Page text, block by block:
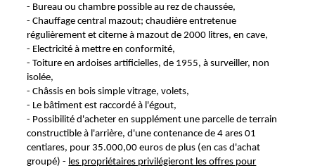
- Bureau ou chambre possible au rez de chaussée,
- Chauffage central mazout; chaudière entretenue
régulièrement et citerne à mazout de 2000 litres, en cave,
- Electricité à mettre en conformité,
- Toiture en ardoises artificielles, de 1955, à surveiller, non
isolée,
- Châssis en bois simple vitrage, volets,
- Le bâtiment est raccordé à l'égout,
- Possibilité d'acheter en supplément une parcelle de terrain
constructible à l'arrière, d'une contenance de 4 ares 01
centiares, pour 35.000,00 euros de plus (en cas d'achat
groupé) - les propriétaires privilégieront les offres pour